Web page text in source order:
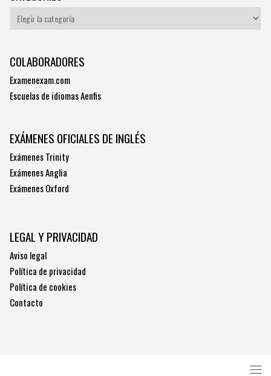
Categories
COLABORADORES
Examenexam.com
Escuelas de idiomas Aenfis
EXÁMENES OFICIALES DE INGLÉS
Exámenes Trinity
Exámenes Anglia
Exámenes Oxford
LEGAL Y PRIVACIDAD
Aviso legal
Política de privacidad
Política de cookies
Contacto